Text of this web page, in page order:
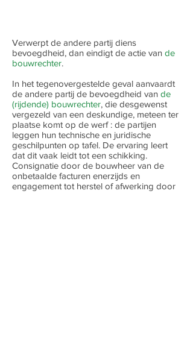
Verwerpt de andere partij diens
bevoegdheid, dan eindigt de actie van de
bouwrechter.
In het tegenovergestelde geval aanvaardt
de andere partij de bevoegdheid van de
(rijdende) bouwrechter, die desgewenst
vergezeld van een deskundige, meteen ter
plaatse komt op de werf : de partijen
leggen hun technische en juridische
geschilpunten op tafel. De ervaring leert
dat dit vaak leidt tot een schikking.
Consignatie door de bouwheer van de
onbetaalde facturen enerzijds en
engagement tot herstel of afwerking door